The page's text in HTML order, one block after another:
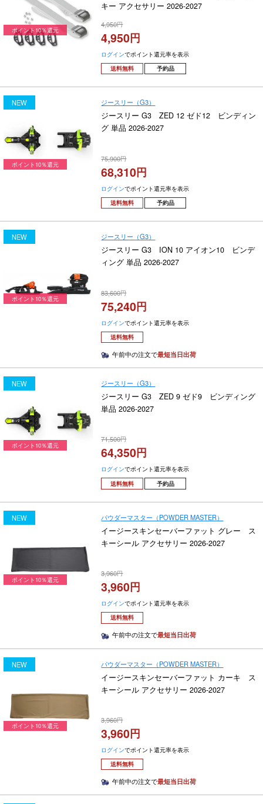
キー アクセサリー 2026-2027
4,950
4,950
ログインでポイント還元率を表示
送料無料
予約品
ポイント10％還元
NEW ジースリー（G3）
ジースリー G3 ZED 12 ゼド12 ビンディン
グ 単品 2026-2027
75,900
68,310
ログインでポイント還元率を表示
送料無料
予約品
ポイント10％還元
NEW ジースリー（G3）
ジースリー G3 ION 10 アイオン10 ビンデ
ィング 単品 2026-2027
83,600
75,240
ログインでポイント還元率を表示
送料無料
ポイント10％還元
午前中の注文で最短当日出荷
NEW ジースリー（G3）
ジースリー G3 ZED 9 ゼド9 ビンディング
単品 2026-2027
71,500
64,350
ログインでポイント還元率を表示
送料無料
予約品
ポイント10％還元
NEW パウダーマスター（POWDER MASTER）
イージースキンセーバーファット グレー ス
キーシール アクセサリー 2026-2027
3,960
3,960
ログインでポイント還元率を表示
送料無料
ポイント10％還元
午前中の注文で最短当日出荷
NEW パウダーマスター（POWDER MASTER）
イージースキンセーバーファット カーキ ス
キーシール アクセサリー 2026-2027
3,960
3,960
ログインでポイント還元率を表示
送料無料
ポイント10％還元
午前中の注文で最短当日出荷